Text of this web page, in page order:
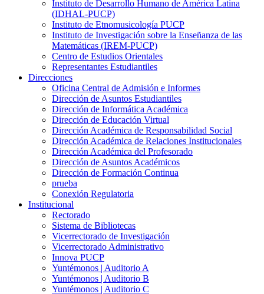
Instituto de Desarrollo Humano de América Latina
(IDHAL-PUCP)
Instituto de Etnomusicología PUCP
Instituto de Investigación sobre la Enseñanza de las
Matemáticas (IREM-PUCP)
Centro de Estudios Orientales
Representantes Estudiantiles
Direcciones
Oficina Central de Admisión e Informes
Dirección de Asuntos Estudiantiles
Dirección de Informática Académica
Dirección de Educación Virtual
Dirección Académica de Responsabilidad Social
Dirección Académica de Relaciones Institucionales
Dirección Académica del Profesorado
Dirección de Asuntos Académicos
Dirección de Formación Continua
prueba
Conexión Regulatoria
Institucional
Rectorado
Sistema de Bibliotecas
Vicerrectorado de Investigación
Vicerrectorado Administrativo
Innova PUCP
Yuntémonos | Auditorio A
Yuntémonos | Auditorio B
Yuntémonos | Auditorio C